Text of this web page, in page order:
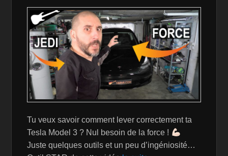
Tu veux savoir comment lever correctement ta
Tesla Model 3 ? Nul besoin de la force !
Juste quelques outils et un peu d’ingéniosité…